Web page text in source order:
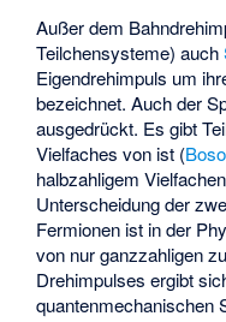
Außer dem
Teilchensysteme) auch
Eigendrehimpuls um
bezeichnet. Auch der
ausgedrückt. Es gibt
Vielfaches von ist (
halbzahligem
Unterscheidung der
Fermionen ist in der
von nur ganzzahligen
Drehimpulses ergibt
quantenmechanischen